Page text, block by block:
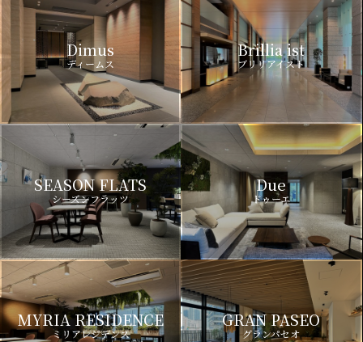
Dimus
ディームス
Brillia ist
ブリリアイスト
SEASON FLATS
シーズンフラッツ
Due
ドゥーエ
MYRIA RESIDENCE
ミリアレジデンス
GRAN PASEO
グランパセオ